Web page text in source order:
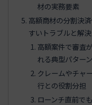
材の実務要素
高額商材の分割決
すいトラブルと解
高額案件で審査
れる典型パターン
クレームやチャ
行との役割分担
ローンチ直前で